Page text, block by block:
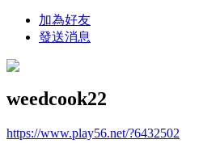
加為好友
發送消息
weedcook22
https://www.play56.net/?6432502